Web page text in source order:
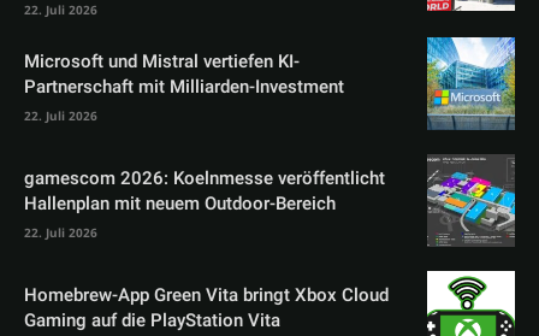
22. Juli 2026
Microsoft und Mistral vertiefen KI-
Partnerschaft mit Milliarden-Investment
22. Juli 2026
gamescom 2026: Koelnmesse veröffentlicht
Hallenplan mit neuem Outdoor-Bereich
22. Juli 2026
Homebrew-App Green Vita bringt Xbox Cloud
Gaming auf die PlayStation Vita